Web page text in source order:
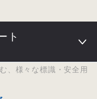
ト
、様々な標識・安全用